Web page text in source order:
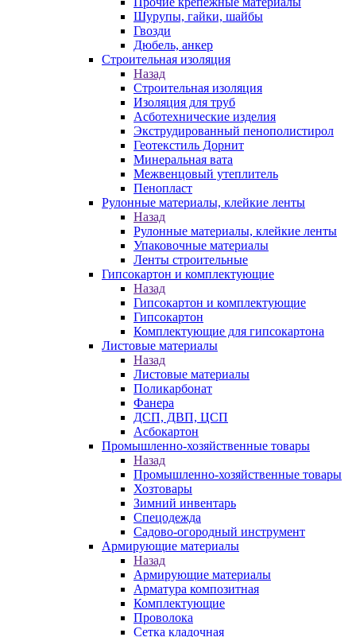
Шурупы, гайки, шайбы
Гвозди
Дюбель, анкер
Строительная изоляция
Назад
Строительная изоляция
Изоляция для труб
Асботехнические изделия
Экструдированный пенополистирол
Геотекстиль Дорнит
Минеральная вата
Межвенцовый утеплитель
Пенопласт
Рулонные материалы, клейкие ленты
Назад
Рулонные материалы, клейкие ленты
Упаковочные материалы
Ленты строительные
Гипсокартон и комплектующие
Назад
Гипсокартон и комплектующие
Гипсокартон
Комплектующие для гипсокартона
Листовые материалы
Назад
Листовые материалы
Поликарбонат
Фанера
ДСП, ДВП, ЦСП
Асбокартон
Промышленно-хозяйственные товары
Назад
Промышленно-хозяйственные товары
Хозтовары
Зимний инвентарь
Спецодежда
Садово-огородный инструмент
Армирующие материалы
Назад
Армирующие материалы
Арматура композитная
Комплектующие
Проволока
Сетка кладочная